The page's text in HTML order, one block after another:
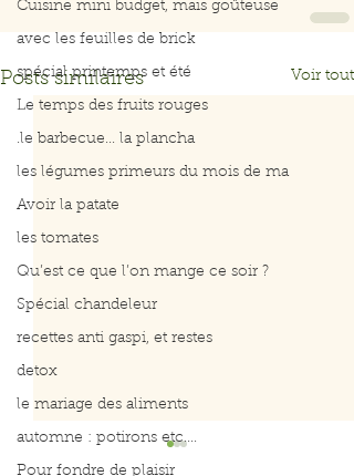
Cuisine mini budget, mais goûteuse
avec les feuilles de brick
spécial printemps et été
Le temps des fruits rouges
.le barbecue... la plancha
les légumes primeurs du mois de ma
Avoir la patate
les tomates
Qu’est ce que l’on mange ce soir ?
Spécial chandeleur
recettes anti gaspi, et restes
detox
le mariage des aliments
automne : potirons etc....
Pour fondre de plaisir
Posts similaires Voir tout